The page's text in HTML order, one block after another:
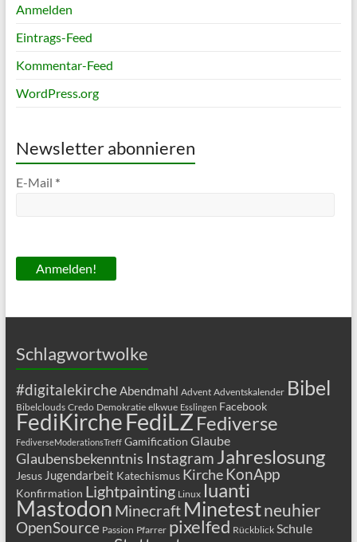
Anmelden
Eintrags-Feed
Kommentar-Feed
WordPress.org
Newsletter abonnieren
E-Mail *
Schlagwortwolke
#digitalekircheAbendmahl Advent Adventskalender Bibel
Bibelclouds Credo Demokratie elkwue Esslingen Facebook
FediKircheFediLZ Fediverse
FediverseModerationsTreff Gamification Glaube
Glaubensbekenntnis Instagram Jahreslosung
Jesus Jugendarbeit Katechismus KircheKonApp
Konfirmation Lightpainting Linux luanti
Mastodon Minecraft Minetestneuhier
OpenSource Passion Pfarrer pixelfed Rückblick Schule